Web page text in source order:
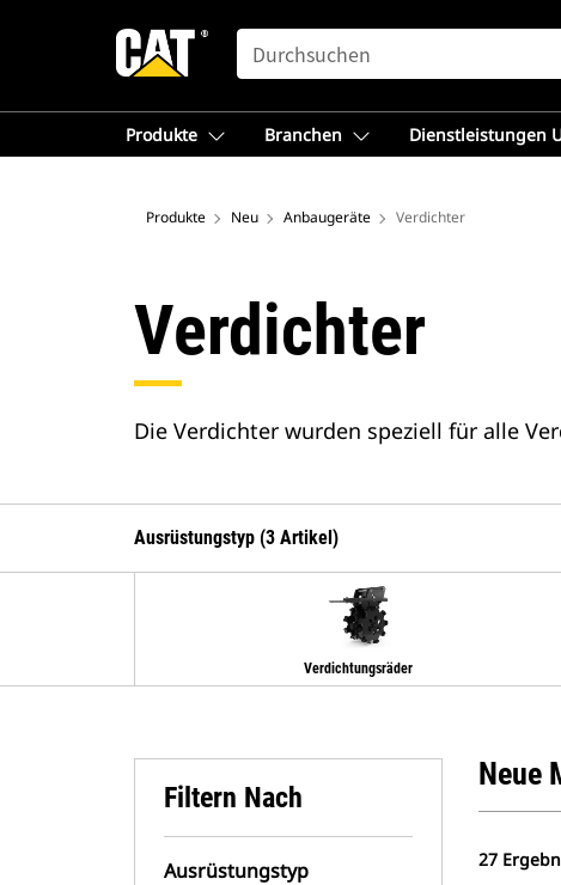
SEARCH
Produkte Branchen Dienstleistungen
Produkte Neu Anbaugeräte Verdichter
Verdichter
Die Verdichter wurden speziell für alle
Ausrüstungstyp (3 Artikel)
Verdichtungsräder
Filtern Nach
Ausrüstungstyp
Neue
27